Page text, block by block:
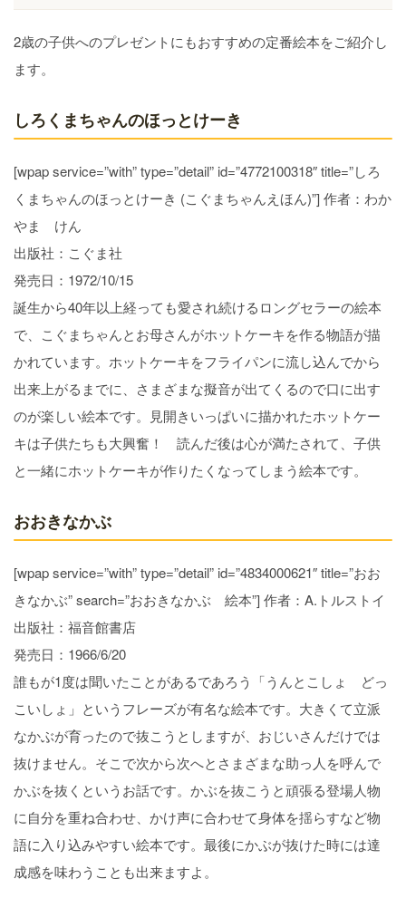
2歳の子供へのプレゼントにもおすすめの定番絵本をご紹介し
ます。
しろくまちゃんのほっとけーき
[wpap service=”with” type=”detail” id=”4772100318″ title=”しろ
くまちゃんのほっとけーき (こぐまちゃんえほん)”] 作者：わか
やま けん
出版社：こぐま社
発売日：1972/10/15
誕生から40年以上経っても愛され続けるロングセラーの絵本
で、こぐまちゃんとお母さんがホットケーキを作る物語が描
かれています。ホットケーキをフライパンに流し込んでから
出来上がるまでに、さまざまな擬音が出てくるので口に出す
のが楽しい絵本です。見開きいっぱいに描かれたホットケー
キは子供たちも大興奮！ 読んだ後は心が満たされて、子供
と一緒にホットケーキが作りたくなってしまう絵本です。
おおきなかぶ
[wpap service=”with” type=”detail” id=”4834000621″ title=”おお
きなかぶ” search=”おおきなかぶ 絵本”] 作者：A.トルストイ
出版社：福音館書店
発売日：1966/6/20
誰もが1度は聞いたことがあるであろう「うんとこしょ どっ
こいしょ」というフレーズが有名な絵本です。大きくて立派
なかぶが育ったので抜こうとしますが、おじいさんだけでは
抜けません。そこで次から次へとさまざまな助っ人を呼んで
かぶを抜くというお話です。かぶを抜こうと頑張る登場人物
に自分を重ね合わせ、かけ声に合わせて身体を揺らすなど物
語に入り込みやすい絵本です。最後にかぶが抜けた時には達
成感を味わうことも出来ますよ。